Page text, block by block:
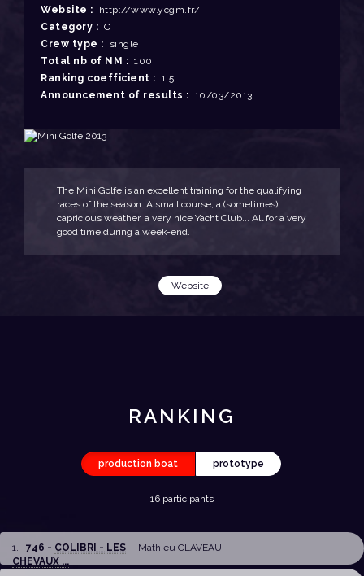
Website :
http://www.ycgm.fr/
Category : C
Crew type : single
Total nb of NM : 100
Ranking coefficient : 1,5
Announcement of results : 10/03/2013
The Mini Golfe is an excellent training for the qualifying
races of the season. A small course, a (sometimes)
capricious weather, a very nice Yacht Club... All for a very
good time during a week-end.
Website
RANKING
production boat prototype
16 participants
1 746 - COLIBRI - LES
CHEVAUX ...
Mathieu CLAVEAU